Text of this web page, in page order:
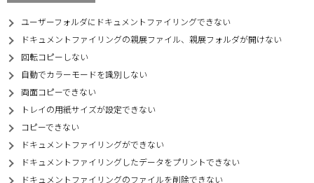
ユーザーフォルダにドキュメントファイリングできない
ドキュメントファイリングの親展ファイル、親展フォルダが開けない
回転コピーしない
自動でカラーモードを識別しない
両面コピーできない
トレイの用紙サイズが設定できない
コピーできない
ドキュメントファイリングができない
ドキュメントファイリングしたデータをプリントできない
ドキュメントファイリングのファイルを削除できない